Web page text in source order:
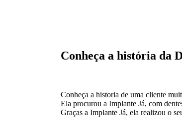
Conheça a história da
Conheça a historia de uma cliente
Ela procurou a Implante Já, com
Graças a Implante Já, ela realizou o